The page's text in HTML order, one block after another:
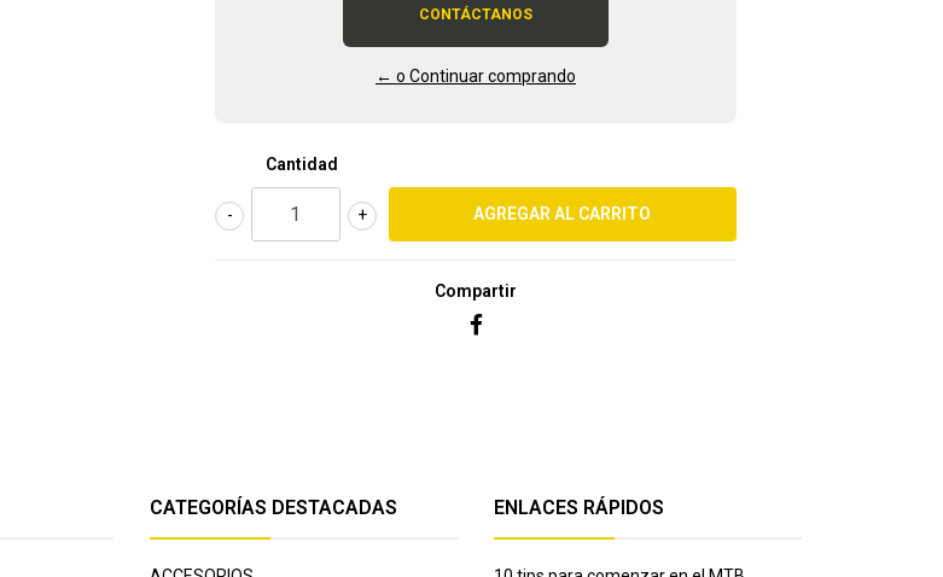
CONTÁCTANOS
← o Continuar comprando
Cantidad
+
-
Compartir
CATEGORÍAS DESTACADAS ENLACES RÁPIDOS